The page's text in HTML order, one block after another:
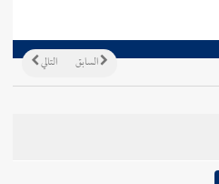
التالي السابق